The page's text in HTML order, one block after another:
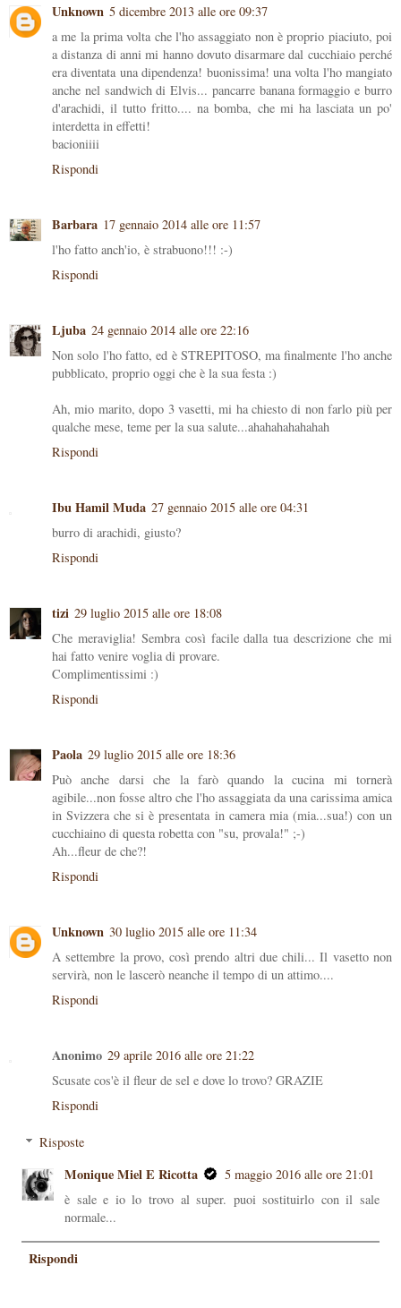
Unknown 5 dicembre 2013 alle ore 09:37
a me la prima volta che l'ho assaggiato non è proprio piaciuto, poi
a distanza di anni mi hanno dovuto disarmare dal cucchiaio perché
era diventata una dipendenza! buonissima! una volta l'ho mangiato
anche nel sandwich di Elvis... pancarre banana formaggio e burro
d'arachidi, il tutto fritto.... na bomba, che mi ha lasciata un po'
interdetta in effetti!
bacioniiii
Rispondi
Barbara 17 gennaio 2014 alle ore 11:57
l'ho fatto anch'io, è strabuono!!! :-)
Rispondi
Ljuba 24 gennaio 2014 alle ore 22:16
Non solo l'ho fatto, ed è STREPITOSO, ma finalmente l'ho anche
pubblicato, proprio oggi che è la sua festa :)
Ah, mio marito, dopo 3 vasetti, mi ha chiesto di non farlo più per
qualche mese, teme per la sua salute...ahahahahahahah
Rispondi
Ibu Hamil Muda 27 gennaio 2015 alle ore 04:31
burro di arachidi, giusto?
Rispondi
tizi 29 luglio 2015 alle ore 18:08
Che meraviglia! Sembra così facile dalla tua descrizione che mi
hai fatto venire voglia di provare.
Complimentissimi :)
Rispondi
Paola 29 luglio 2015 alle ore 18:36
Può anche darsi che la farò quando la cucina mi tornerà
agibile...non fosse altro che l'ho assaggiata da una carissima amica
in Svizzera che si è presentata in camera mia (mia...sua!) con un
cucchiaino di questa robetta con "su, provala!" ;-)
Ah...fleur de che?!
Rispondi
Unknown 30 luglio 2015 alle ore 11:34
A settembre la provo, così prendo altri due chili... Il vasetto non
servirà, non le lascerò neanche il tempo di un attimo....
Rispondi
Anonimo 29 aprile 2016 alle ore 21:22
Scusate cos'è il fleur de sel e dove lo trovo? GRAZIE
Rispondi
Risposte
Monique Miel E Ricotta
5 maggio 2016 alle ore 21:01
è sale e io lo trovo al super. puoi sostituirlo con il sale
normale...
Rispondi